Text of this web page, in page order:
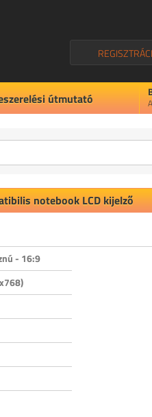
útmutató
notebook LCD kijelző
- 16:9